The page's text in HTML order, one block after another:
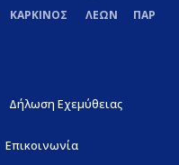
ΚΑΡΚΙΝΟΣ ΛΕΩΝ
Δήλωση Εχεμύθειας
Επικοινωνία